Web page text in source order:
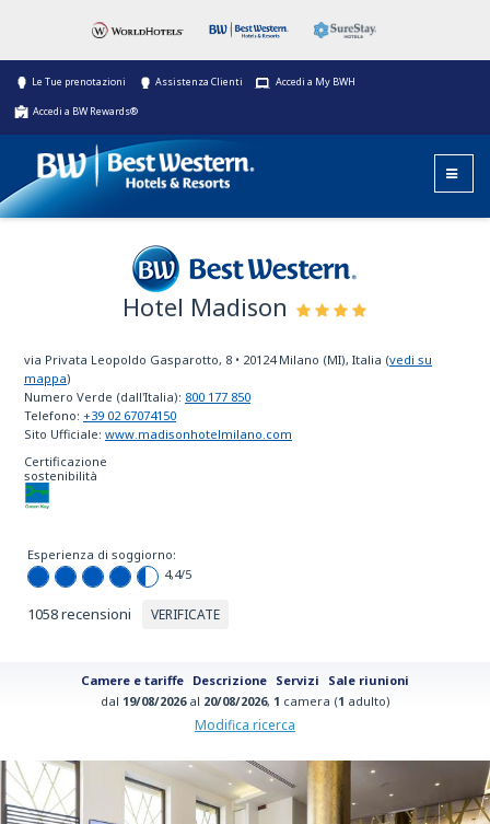
Le Tue prenotazioni Assistenza Clienti Accedi a My BWH
Accedi a BW Rewards®
Best Western
Hotel Madison
via Privata Leopoldo Gasparotto, 8 • 20124 Milano (MI), Italia (vedi su
mappa)
Numero Verde (dall'Italia): 800 177 850
Telefono: +39 02 67074150
Sito Ufficiale: www.madisonhotelmilano.com
Certificazione
sostenibilità
Esperienza di soggiorno:
4,4/5
1058 recensioni VERIFICATE
Camere e tariffe Descrizione Servizi
Sale riunioni
dal 19/08/2026al 20/08/2026, 1 camera (1 adulto)
Modifica ricerca